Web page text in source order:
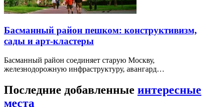
Басманный район пешком: конструктивизм,
сады и арт-кластеры
Басманный район соединяет старую Москву,
железнодорожную инфраструктуру, авангард…
Последние добавленные интересные
места